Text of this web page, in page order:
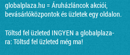
globalplaza.hu = Áruházláncok akciói,
bevásárlóközpontok és üzletek egy oldalon.
Töltsd fel üzleted INGYEN a globalplaza-
ra:Töltsd fel üzleted még ma!